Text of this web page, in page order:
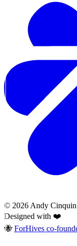
© 2026 Andy Cinquin
Designed with ❤️
🐝 ForHives co-